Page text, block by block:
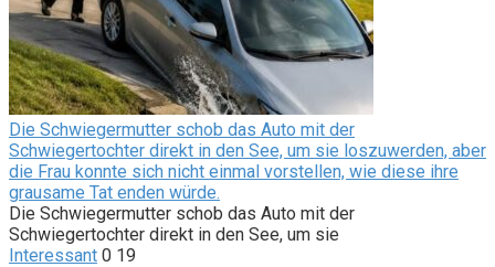
Die Schwiegermutter schob das Auto mit der
Schwiegertochter direkt in den See, um sie loszuwerden, aber
die Frau konnte sich nicht einmal vorstellen, wie diese ihre
grausame Tat enden würde.
Die Schwiegermutter schob das Auto mit der
Schwiegertochter direkt in den See, um sie
Interessant 0 19